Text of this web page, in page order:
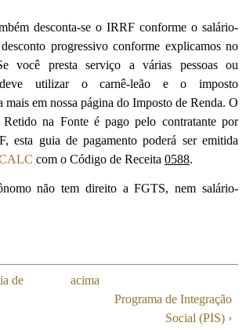
desconta-se o IRRF conforme o salário-
progressivo conforme explicamos no
você presta serviço a várias pessoas ou
deve utilizar o carnê-leão e o imposto
mais em nossa página do Imposto de Renda. O
na Fonte é pago pelo contratante por
esta guia de pagamento poderá ser emitida
com o Código de Receita 0588.
não tem direito a FGTS, nem salário-
de
acima
Programa de Integração
Social (PIS) ›